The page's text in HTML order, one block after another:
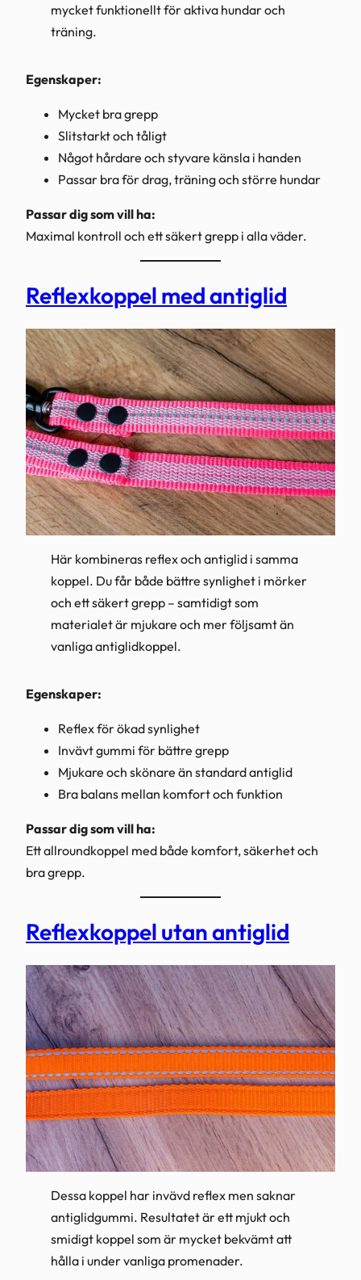
mycket funktionellt för aktiva hundar och
träning.
Egenskaper:
Mycket bra grepp
Slitstarkt och tåligt
Något hårdare och styvare känsla i handen
Passar bra för drag, träning och större hundar
Passar dig som vill ha:
Maximal kontroll och ett säkert grepp i alla väder.
Reflexkoppel med antiglid
Här kombineras reflex och antiglid i samma
koppel. Du får både bättre synlighet i mörker
och ett säkert grepp – samtidigt som
materialet är mjukare och mer följsamt än
vanliga antiglidkoppel.
Egenskaper:
Reflex för ökad synlighet
Invävt gummi för bättre grepp
Mjukare och skönare än standard antiglid
Bra balans mellan komfort och funktion
Passar dig som vill ha:
Ett allroundkoppel med både komfort, säkerhet och
bra grepp.
Reflexkoppel utan antiglid
Dessa koppel har invävd reflex men saknar
antiglidgummi. Resultatet är ett mjukt och
smidigt koppel som är mycket bekvämt att
hålla i under vanliga promenader.